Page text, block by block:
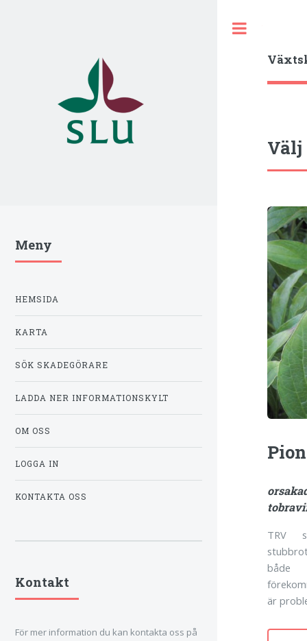
TRV
både
är
Meny
HEMSIDA
KARTA
SÖK SKADEGÖRARE
LADDA NER INFORMATIONSKYLT
OM OSS
LOGGA IN
KONTAKTA OSS
Kontakt
För mer information du kan kontakta oss på